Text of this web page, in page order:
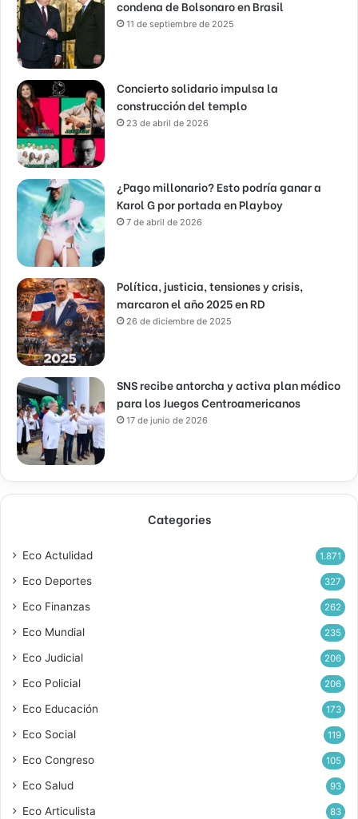
condena de Bolsonaro en Brasil
11 de septiembre de 2025
Concierto solidario impulsa la
construcción del templo
23 de abril de 2026
¿Pago millonario? Esto podría ganar a
Karol G por portada en Playboy
7 de abril de 2026
Política, justicia, tensiones y crisis,
marcaron el año 2025 en RD
26 de diciembre de 2025
SNS recibe antorcha y activa plan médico
para los Juegos Centroamericanos
17 de junio de 2026
Categories
Eco Actulidad 1.871
Eco Deportes 327
Eco Finanzas 262
Eco Mundial 235
Eco Judicial 206
Eco Policial 206
Eco Educación 173
Eco Social 119
Eco Congreso 105
Eco Salud 93
Eco Articulista 83